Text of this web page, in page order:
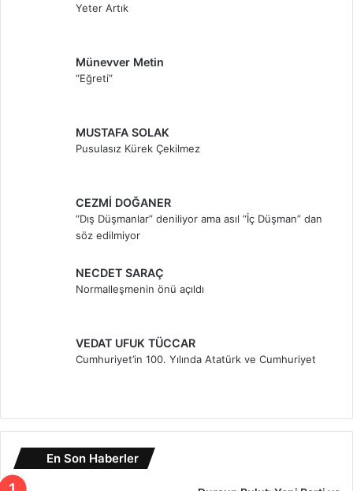
Yeter Artık
Münevver Metin
“Eğreti”
MUSTAFA SOLAK
Pusulasız Kürek Çekilmez
CEZMİ DOĞANER
“Dış Düşmanlar” deniliyor ama asıl “İç Düşman” dan
söz edilmiyor
NECDET SARAÇ
Normalleşmenin önü açıldı
VEDAT UFUK TÜCCAR
Cumhuriyet’in 100. Yılında Atatürk ve Cumhuriyet
En Son Haberler